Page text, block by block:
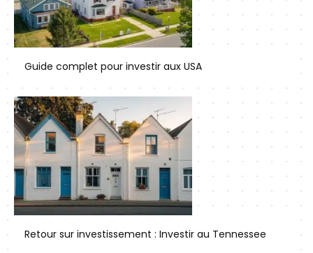
Guide complet pour investir aux USA
Retour sur investissement : Investir au Tennessee